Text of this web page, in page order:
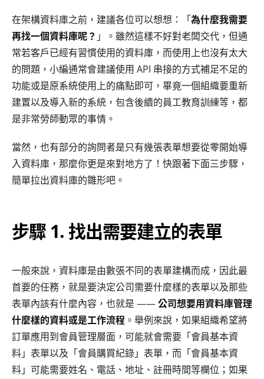
在架構資料庫之前，建議各位可以想想：「為什麼我需要
再找一個資料庫呢？ 」。雖然這樣不好對老闆交代，但通
常若客戶已經有習慣使用的資料庫，而使用上也沒有太大
的問題，小編通常會建議使用 API 串接的方式補足不足的
功能或是原系統使用上的痛點即可，畢竟一個組織要重新
建置以及導入新的系統，包含後續的員工教育訓練等，都
是非常勞師動眾的事情。
當然，也有部分的詢問者是只有幾張表單想要從零開始導
入資料庫，那麼你更是來對地方了！快跟著下面三步驟，
簡單拉出資料庫的雛形吧。
步驟 1. 找出需要建立的表單
一般來說，資料庫是由數張不同的表單建構而成，因此最
首要的任務，就是要決定公司需要什麼樣的表單以及那些
表單內該有什麼內容，也就是 ——公司想要用資料庫管理
什麼樣的資料或是工作流程 。舉例來說，如果組織希望將
訂單應用到會員管理層面，可能就會需要「會員基本資
料」表單以及「會員購買紀錄」表單，而「會員基本資
料」可能需要姓名、電話、地址、註冊時間等欄位；如果